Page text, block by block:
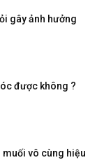
gây ảnh hưởng
được không ?
muối vô cùng hiệu